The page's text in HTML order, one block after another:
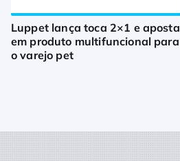
Luppet lança toca 2×1 e aposta
em produto multifuncional para
o varejo pet